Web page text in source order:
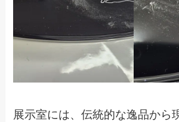
展示室には、伝統的な逸品から